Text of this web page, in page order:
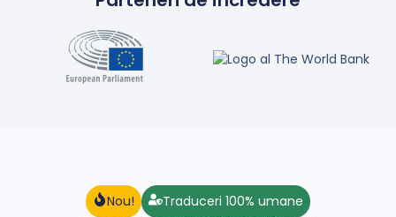
Nou!
Traduceri 100% umane